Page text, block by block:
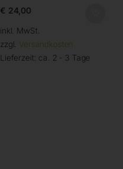
€ 24,00
inkl. MwSt.
zzgl. Versandkosten
Lieferzeit: ca. 2 - 3 Tage